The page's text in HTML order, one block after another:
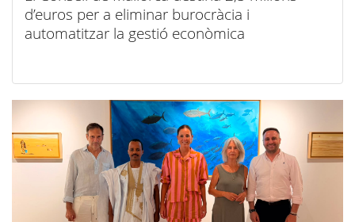
d’euros per a eliminar burocràcia i
automatitzar la gestió econòmica